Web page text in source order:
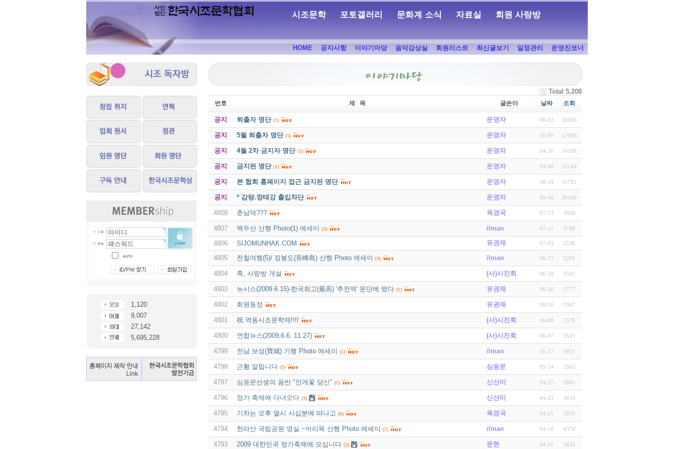
시조문학 포토갤러리 문화계 소식 자료실 회원 사랑방
HOME 공지사항 이야기마당 음악감상실 회원리스트 최신글보기 일정관리 운영진코너
1,120
9,007
27,142
5,695,228
Total 5,208
번호 제 목 글쓴이 날짜 조회
공지 퇴출자 명단 (1) 운영자 06-02 10106
공지 5월 퇴출자 명단 (1) 운영자 05-09 12603
공지 4월 2차 금지자 명단 (1) 운영자 04-26 14166
공지 금지된 명단 (1) 운영자 04-08 15144
공지 본 협회 홈페이지 접근 금지된 명단 운영자 08-29 31782
공지 * 감량.깡태강 출입차단 운영자 09-16 34149
4808 춘남댁??? 옥경국 07-13 3936
4807 백두산 산행 Photo(1) 에세이 (3) ilman 07-11 3788
4806 SIJOMUNHAK.COM 유권재 07-03 3530
4805 전철여행(5)/ 장봉도(長峰島) 산행 Photo 에세이 (4) ilman 06-25 5205
4804 축, 사랑방 개설 (사)시진회 06-18 3505
4803 뉴시스(2009.6.15)-한국최고(最高) '추전역' 문단에 떴다 (1) 유권재 06-16 3777
4802 회원동정 유권재 06-10 3367
4801 祝 역동시조문학제!!!! (사)시진회 06-08 3578
4800 연합뉴스(2009,6.6. 11:27) (사)시진회 06-07 3505
4799 전남 보성(寶城) 기행 Photo 에세이 (1) ilman 05-27 4925
4798 근황 알립니다 (3) 심응문 05-14 3565
4797 심응문선생의 음반 "안개꽃 당신" (5) 신선미 04-27 3841
4796 정가 축제에 다녀오다 (3) 신선미 04-23 3616
4795 기차는 오후 열시 사십분에 떠나고 (6) 옥경국 04-21 3930
4794 한라산 국립공원 영실 ~어리목 산행 Photo 에세이 (2) ilman 04-16 4379
4793 2009 대한민국 정가축제에 모십니다 (2) 문현 04-11 3434